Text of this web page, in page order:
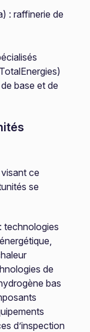
: raffinerie de
base et de
ce
se
: technologies
de
bas
d’inspection